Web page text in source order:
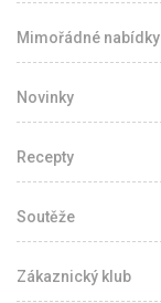
Mimořádné nabídky
Novinky
Recepty
Soutěže
Zákaznický klub